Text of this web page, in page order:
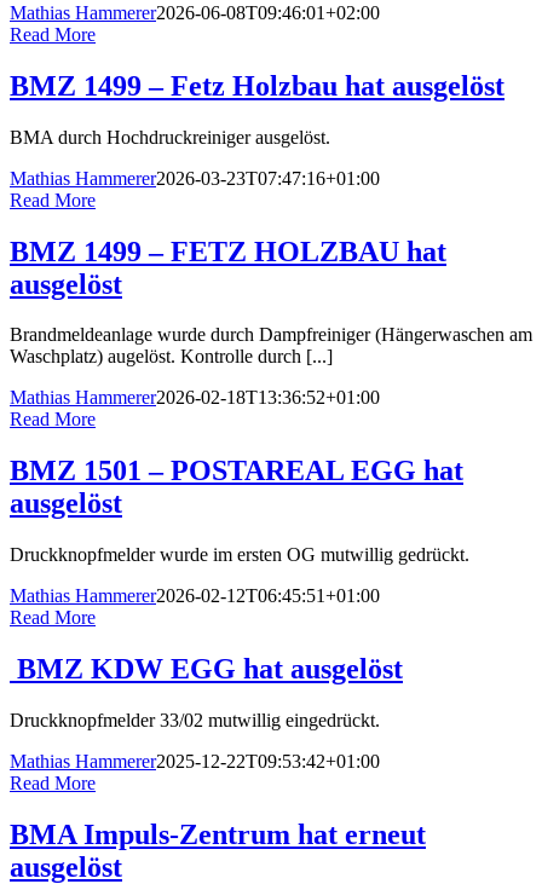
Mathias Hammerer2026-06-08T09:46:01+02:00
Read More
BMZ 1499 – Fetz Holzbau hat ausgelöst
BMA durch Hochdruckreiniger ausgelöst.
Mathias Hammerer2026-03-23T07:47:16+01:00
Read More
BMZ 1499 – FETZ HOLZBAU hat
ausgelöst
Brandmeldeanlage wurde durch Dampfreiniger (Hängerwaschen am
Waschplatz) augelöst. Kontrolle durch [...]
Mathias Hammerer2026-02-18T13:36:52+01:00
Read More
BMZ 1501 – POSTAREAL EGG hat
ausgelöst
Druckknopfmelder wurde im ersten OG mutwillig gedrückt.
Mathias Hammerer2026-02-12T06:45:51+01:00
Read More
BMZ KDW EGG hat ausgelöst
Druckknopfmelder 33/02 mutwillig eingedrückt.
Mathias Hammerer2025-12-22T09:53:42+01:00
Read More
BMA Impuls-Zentrum hat erneut
ausgelöst